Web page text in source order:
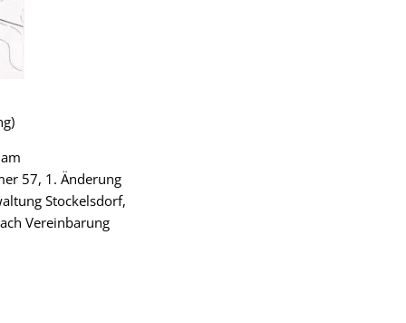
57, 1. Änderung
Stockelsdorf,
Vereinbarung